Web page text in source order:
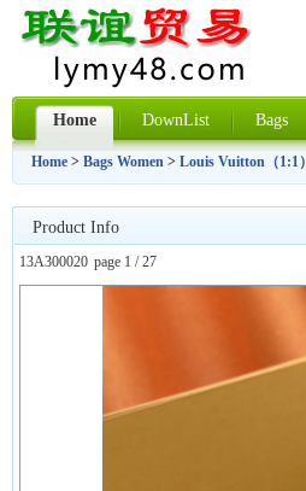
Home DownList Bags
Home > Bags Women > Louis Vuitton（1:1）
Product Info
13A300020 page 1 / 27